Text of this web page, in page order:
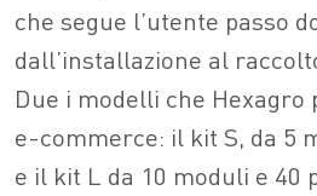
che segue l’utente passo
dall’installazione al
Due i modelli che Hexagro
e-commerce: il kit S, da 5
e il kit L da 10 moduli e 40